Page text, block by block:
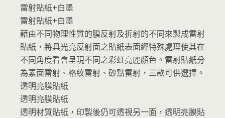
雷射貼紙+白墨
雷射貼紙+白墨
藉由不同物理性質的膜反射及折射的不同來製成雷射
貼紙，將具光亮反射面之貼紙表面經特殊處理使其在
不同角度看會呈現不同之彩虹亮麗顏色。雷射貼紙分
為素面雷射、格紋雷射、砂點雷射，三款可供選擇。
透明亮膜貼紙
透明亮膜貼紙
透明材質貼紙，印製後仍可透視另一面，透明亮膜貼